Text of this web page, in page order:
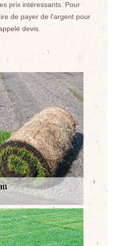
prix intéressants. Pour
de payer de l'argent pour
devis.